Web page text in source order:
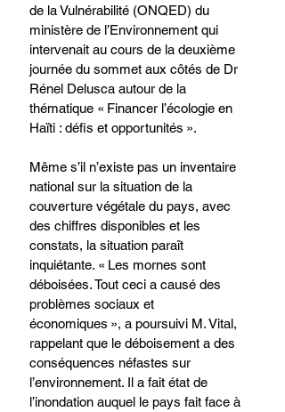
de la Vulnérabilité (ONQED) du
ministère de l’Environnement qui
intervenait au cours de la deuxième
journée du sommet aux côtés de Dr
Rénel Delusca autour de la
thématique « Financer l’écologie en
Haïti : défis et opportunités ».
Même s’il n’existe pas un inventaire
national sur la situation de la
couverture végétale du pays, avec
des chiffres disponibles et les
constats, la situation paraît
inquiétante. « Les mornes sont
déboisées. Tout ceci a causé des
problèmes sociaux et
économiques », a poursuivi M. Vital,
rappelant que le déboisement a des
conséquences néfastes sur
l’environnement. Il a fait état de
l’inondation auquel le pays fait face à